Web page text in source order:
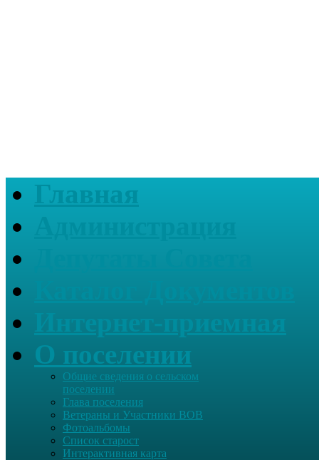
Главная
О поселении
Общие сведения о сельском
поселении
Глава поселения
Ветераны и Участники ВОВ
Фотоальбомы
Список старост
Интерактивная карта